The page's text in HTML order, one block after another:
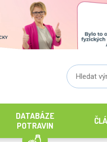
DATABÁZE
POTRAVIN